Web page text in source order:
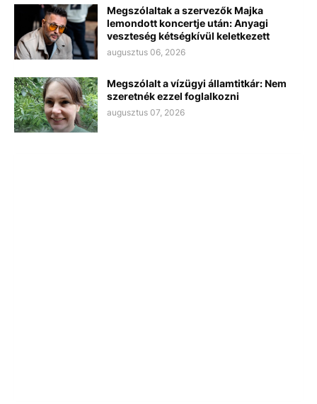
Megszólaltak a szervezők Majka
lemondott koncertje után: Anyagi
veszteség kétségkívül keletkezett
augusztus 06, 2026
Megszólalt a vízügyi államtitkár: Nem
szeretnék ezzel foglalkozni
augusztus 07, 2026